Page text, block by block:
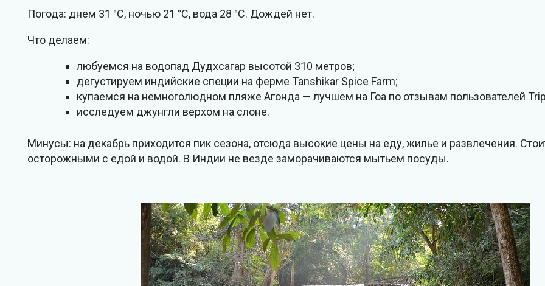
Погода: днем 31 °C, ночью 21 °C, вода 28 °C. Дождей нет.
Что делаем:
любуемся на водопад Дудхсагар высотой 310 метров;
дегустируем индийские специи на ферме Tanshikar Spice Farm;
купаемся на немноголюдном пляже Агонда — лучшем на Гоа по отзывам пользователей
исследуем джунгли верхом на слоне.
Минусы: на декабрь приходится пик сезона, отсюда высокие цены на еду, жилье и развлечения.
осторожными с едой и водой. В Индии не везде заморачиваются мытьем посуды.